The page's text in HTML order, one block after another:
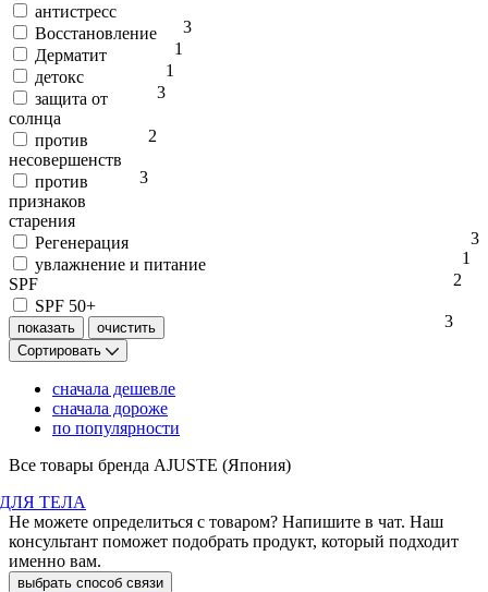
антистресс
3
Восстановление
1
Дерматит
1
детокс
3
защита от
солнца
2
против
несовершенств
3
против
признаков
старения
3
Регенерация
1
увлажнение и питание
2
SPF
SPF 50+
3
Сортировать
сначала дешевле
сначала дороже
по популярности
Все товары бренда AJUSTE (Япония)
ДЛЯ ТЕЛА
Не можете определиться с товаром? Напишите в чат. Наш
консультант поможет подобрать продукт, который подходит
именно вам.
выбрать способ связи